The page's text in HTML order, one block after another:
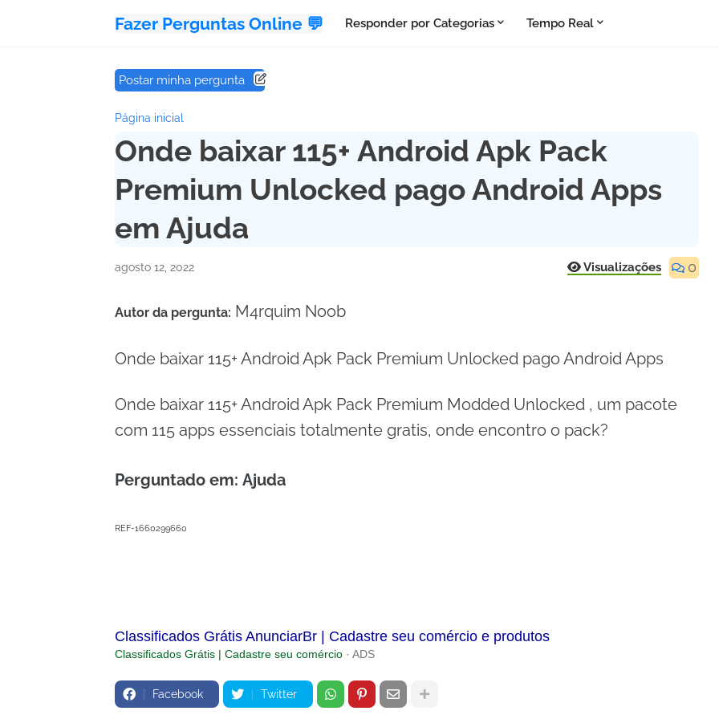
Fazer Perguntas Online 💬 Responder por Categorias Tempo Real
Postar minha pergunta
Página inicial
Onde baixar 115+ Android Apk Pack
Premium Unlocked pago Android Apps
em Ajuda
agosto 12, 2022 Visualizações 0
Autor da pergunta: M4rquim Noob
Onde baixar 115+ Android Apk Pack Premium Unlocked pago Android Apps
Onde baixar 115+ Android Apk Pack Premium Modded Unlocked , um pacote
com 115 apps essenciais totalmente gratis, onde encontro o pack?
Perguntado em: Ajuda
REF-1660299660
Classificados Grátis AnunciarBr | Cadastre seu comércio e produtos
Classificados Grátis | Cadastre seu comércio · ADS
Facebook Twitter